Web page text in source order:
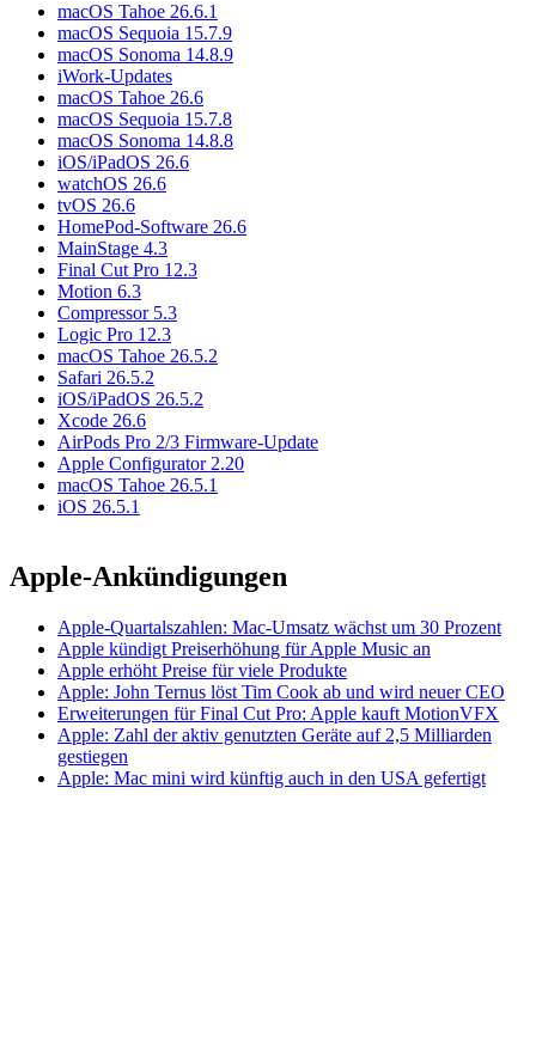
macOS Tahoe 26.6.1
macOS Sequoia 15.7.9
macOS Sonoma 14.8.9
iWork-Updates
macOS Tahoe 26.6
macOS Sequoia 15.7.8
macOS Sonoma 14.8.8
iOS/iPadOS 26.6
watchOS 26.6
tvOS 26.6
HomePod-Software 26.6
MainStage 4.3
Final Cut Pro 12.3
Motion 6.3
Compressor 5.3
Logic Pro 12.3
macOS Tahoe 26.5.2
Safari 26.5.2
iOS/iPadOS 26.5.2
Xcode 26.6
AirPods Pro 2/3 Firmware-Update
Apple Configurator 2.20
macOS Tahoe 26.5.1
iOS 26.5.1
Apple-Ankündigungen
Apple-Quartalszahlen: Mac-Umsatz wächst um 30 Prozent
Apple kündigt Preiserhöhung für Apple Music an
Apple erhöht Preise für viele Produkte
Apple: John Ternus löst Tim Cook ab und wird neuer CEO
Erweiterungen für Final Cut Pro: Apple kauft MotionVFX
Apple: Zahl der aktiv genutzten Geräte auf 2,5 Milliarden
gestiegen
Apple: Mac mini wird künftig auch in den USA gefertigt